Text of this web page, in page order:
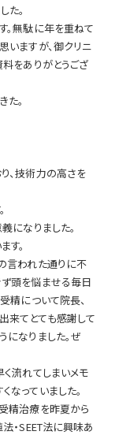
た。
。無駄に年を重ねて
いますが、御クリニ
料をありがとうござ
た。
、技術力の高さを
になりました。
す。
言われた通りに不
頭を悩ませる毎日
精について院長、
来てとても感謝して
になりました。ぜ
く流れてしまいメモ
なっていました。
精治療を昨夏から
・SEET法に興味あ